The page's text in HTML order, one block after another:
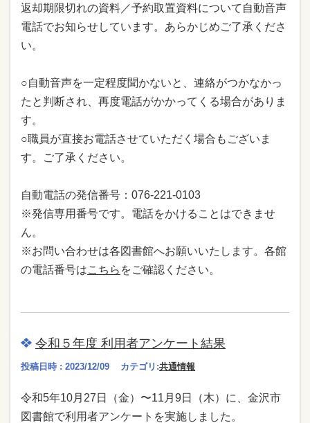
返却期限切れの資料／予約取置資料について自動音声
電話でお知らせしています。あらかじめご了承くださ
い。
○自動音声を一定程度聞かないと、連絡がつかなかっ
たと判断され、再度電話がかかってくる場合がありま
す。
○職員が直接お電話させていただく場合もございま
す。ご了承ください。
自動電話の発信番号：076-221-0103
※発信専用番号です。電話をかけることはできませ
ん。
※お問い合わせは各図書館へお願いいたします。各館
の電話番号はこちら をご確認ください。
令和５年度 利用者アンケート結果
投稿日時 : 2023/12/09 カテゴリ:共通情報
令和5年10⽉27⽇（金）〜11⽉9⽇（木）に、⾦沢市
図書館で利⽤者アンケートを実施しました。